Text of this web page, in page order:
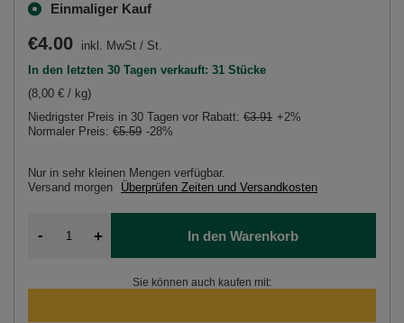
Einmaliger Kauf
Nur in sehr kleinen Mengen verfügbar
Versand morgen Überprüfen Zeiten und Versandkosten
€4.00 inkl. MwSt / St.
In den letzten 30 Tagen verkauft: 31 Stücke
(8,00 € / kg)
Niedrigster Preis in 30 Tagen vor Rabatt: €3.91 +2%
Normaler Preis: €5.59 -28%
- + In den Warenkorb
Sie können auch kaufen mit: